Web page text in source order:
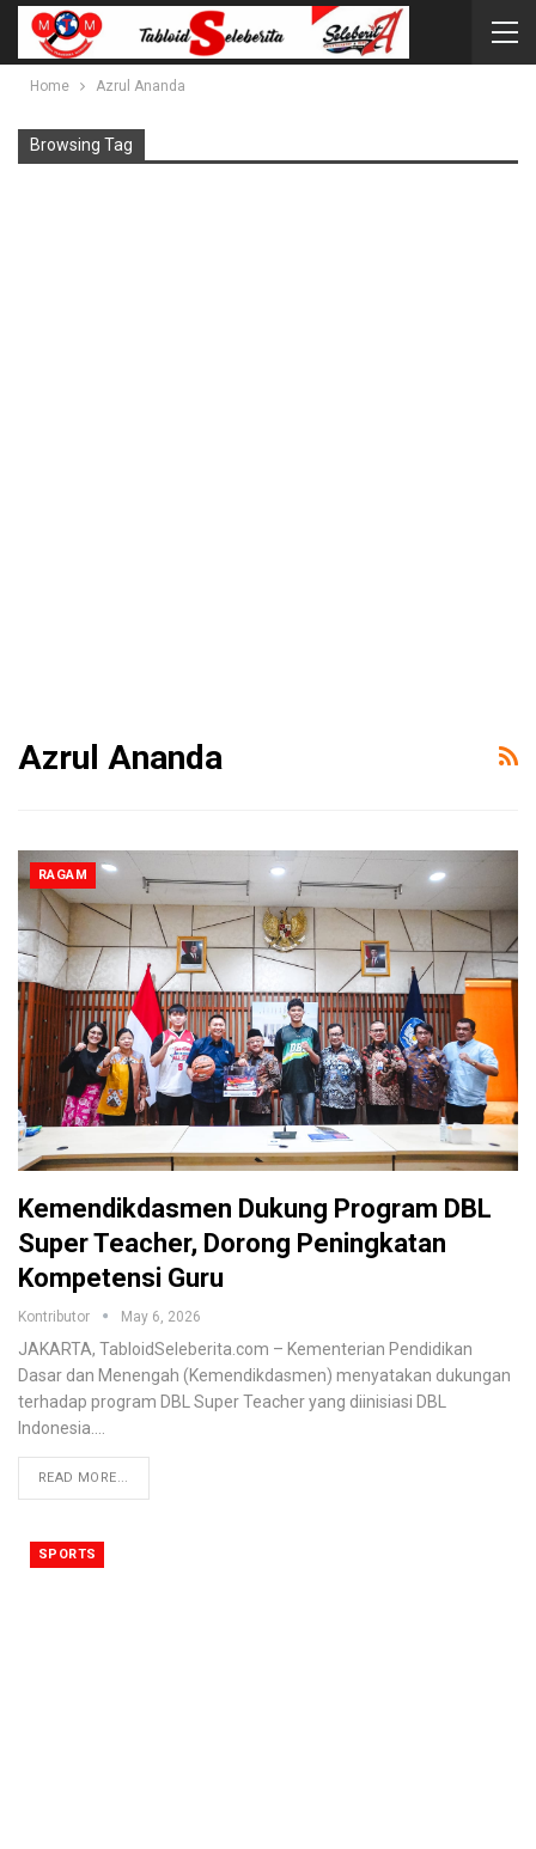
Home Azrul Ananda
Browsing Tag
Azrul Ananda
RAGAM
Kemendikdasmen Dukung Program DBL
Super Teacher, Dorong Peningkatan
Kompetensi Guru
Kontributor May 6, 2026
JAKARTA, TabloidSeleberita.com – Kementerian Pendidikan
Dasar dan Menengah (Kemendikdasmen) menyatakan dukungan
terhadap program DBL Super Teacher yang diinisiasi DBL
Indonesia.
READ MORE...
SPORTS